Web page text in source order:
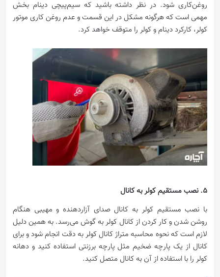
روغن‌کاری شود. در نظر داشته باشید که سیم‌پیچی دینام بخش
مهمی است که هرگونه مشکل در این قسمت و عدم روغن کاری موتور
کولر، کارکرد دینام و کولر را متوقف خواهد کرد.
5. نصب مستقیم کولر به کانال
با نصب مستقیم کولر به کانال صدای آزاردهنده و مهیبی هنگام
روشن شدن و کار کردن از کانال کولر به گوش می‌رسد. به همین دلیل
لازم است که نحوه محاسبه متراژ کانال کولر به دقت انجام شود و برای
کانال از یک پارچه ضخیم مثل پارچه برزنتی استفاده کنید و دهانه
کولر را با استفاده از آن به کانال متصل کنید.